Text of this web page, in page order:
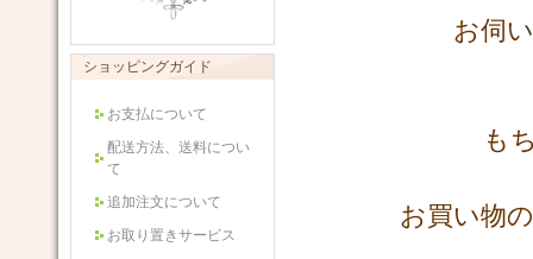
ショッピングガイド
お支払について
配送方法、送料につい
て
追加注文について
お取り置きサービス
お伺
も
お買い物